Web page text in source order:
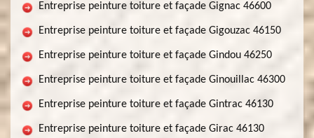
Entreprise peinture toiture et façade Gignac 46600
Entreprise peinture toiture et façade Gigouzac 46150
Entreprise peinture toiture et façade Gindou 46250
Entreprise peinture toiture et façade Ginouillac 46300
Entreprise peinture toiture et façade Gintrac 46130
Entreprise peinture toiture et façade Girac 46130